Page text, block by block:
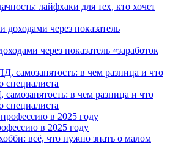
лайфхаки для тех, кто хочет
через показатель «заработок
в чем разница и что
специалиста
в 2025 году